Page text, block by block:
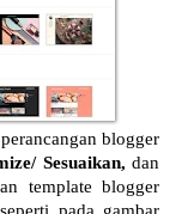
blogger
Sesuaikan,dan
template blogger